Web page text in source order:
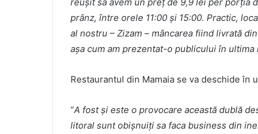
prânz, între orele 11:00 și 15:00. Practic,
al nostru – Zizam – mâncarea fiind livrată
așa cum am prezentat-o publicului în ultima
Restaurantul din Mamaia se va deschide în
“A fost și este o provocare această dublă
litoral sunt obișnuiți sa faca business din